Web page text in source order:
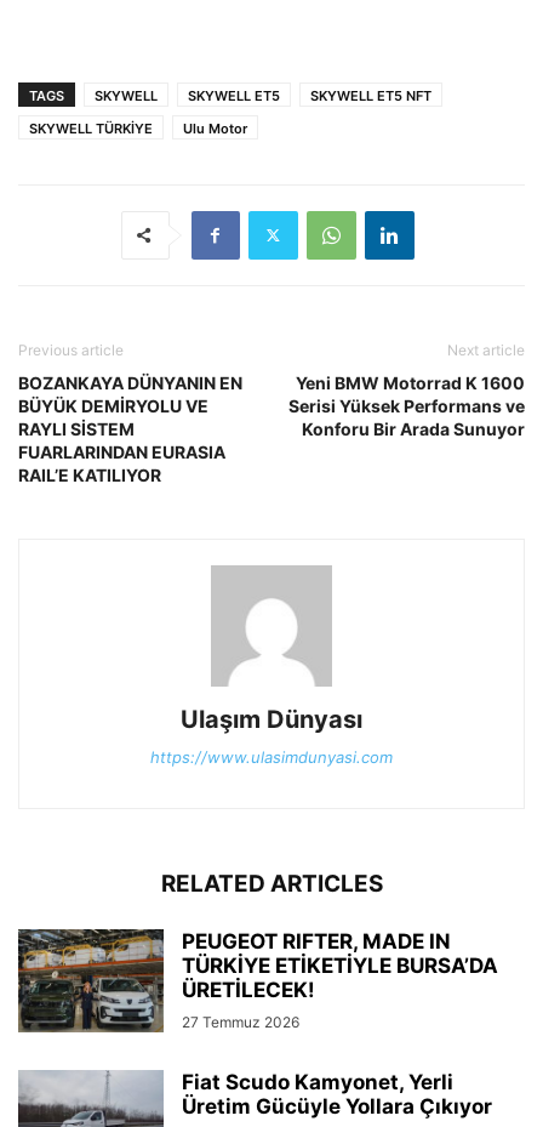
TAGS SKYWELL SKYWELL ET5
SKYWELL ET5 NFT
SKYWELL TÜRKİYE
Ulu Motor
Previous article
BOZANKAYA DÜNYANIN EN
BÜYÜK DEMİRYOLU VE
RAYLI SİSTEM
FUARLARINDAN EURASIA
RAIL’E KATILIYOR
Next article
Yeni BMW Motorrad K 1600
Serisi Yüksek Performans ve
Konforu Bir Arada Sunuyor
Ulaşım Dünyası
https://www.ulasimdunyasi.com
RELATED ARTICLES
PEUGEOT RIFTER, MADE IN
TÜRKİYE ETİKETİYLE BURSA’DA
ÜRETİLECEK!
27 Temmuz 2026
Fiat Scudo Kamyonet, Yerli
Üretim Gücüyle Yollara Çıkıyor